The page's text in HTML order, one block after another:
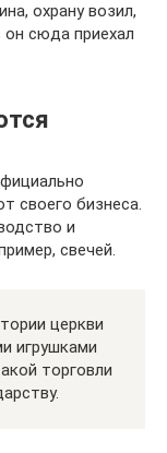
охрану возил,
он сюда приехал
своего бизнеса.
и
свечей.
церкви
игрушками
торговли